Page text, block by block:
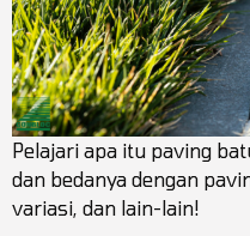
Pelajari apa itu paving
dan bedanya dengan
variasi, dan lain-lain!